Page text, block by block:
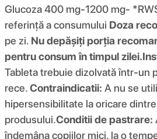
Glucoza 400 mg-1200 mg-
referință a consumului Doza
pe zi. Nu depășiți porția
pentru consum în timpul zilei.
Tableta trebuie dizolvată într-un
rece.Contraindicatii: A nu se
hipersensibilitate la oricare
produsului.Conditii de pastrare:
îndemâna copiilor mici, la o